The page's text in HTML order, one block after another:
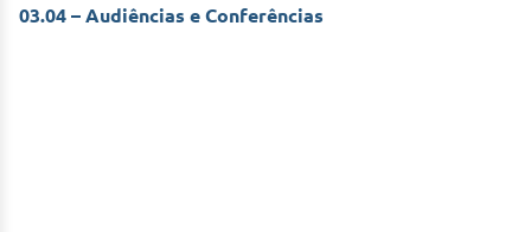
03.04 – Audiências e Conferências